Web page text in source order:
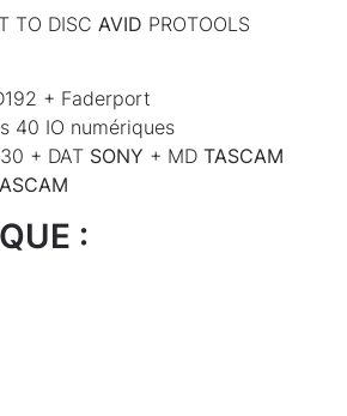
TO DISC AVID PROTOOLS
+ Faderport
40 IO numériques
+ DAT SONY + MD TASCAM
: